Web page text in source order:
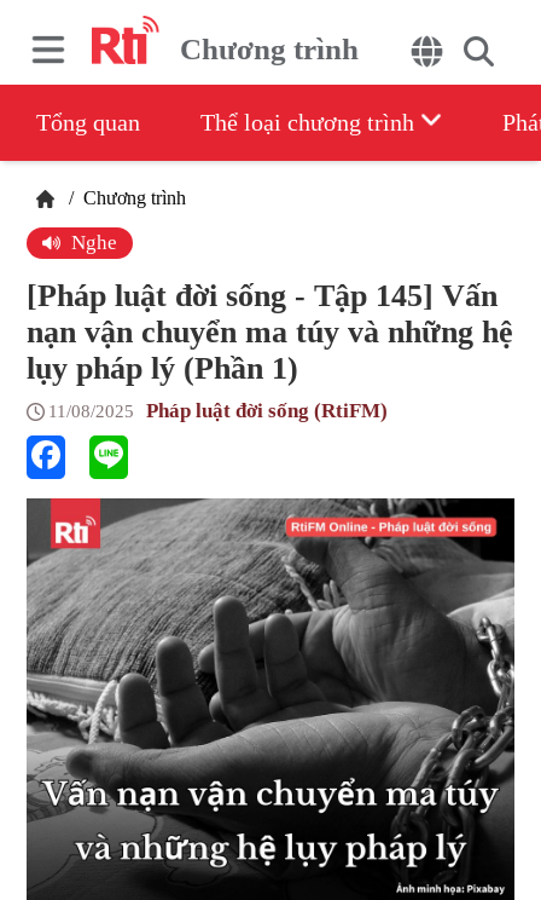
Chương trình
Tổng quan Thể loại chương trình
/ Chương trình
Nghe
[Pháp luật đời sống - Tập 145] Vấn
nạn vận chuyển ma túy và những hệ
lụy pháp lý (Phần 1)
11/08/2025 Pháp luật đời sống (RtiFM)